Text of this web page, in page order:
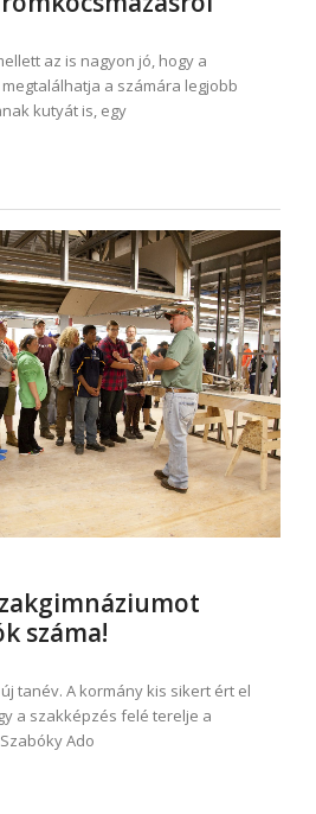
az is nagyon jó, hogy a
a számára legjobb
kutyát is, egy
száma!
tanév. A kormány kis sikert ért el
a szakképzés felé terelje a
Ado